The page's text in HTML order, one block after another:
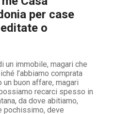
per case
o
un immobile, magari che
l’abbiamo comprata
buon affare, magari
recarci spesso in
da dove abitiamo,
pochissimo, deve